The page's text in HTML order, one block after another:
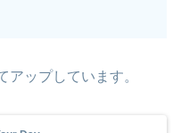
ップしています。